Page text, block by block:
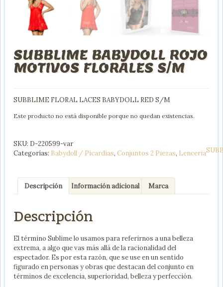
SUBBLIME BABYDOLL ROJO
MOTIVOS FLORALES S/M
SUBBLIME FLORAL LACES BABYDOLL RED S/M
Este producto no está disponible porque no quedan existencias.
SKU: D-220599-var
Categorías: Babydoll / Picardias, Conjuntos 2 Piezas, Lenceria
Descripción Información adicional Marca
Descripción
El término Sublime lo usamos para referirnos a una belleza
extrema, a algo que vas más allá de la racionalidad del
espectador. Es por esta razón, que se use en un sentido
figurado en personas y obras que destacan del conjunto en
términos de excelencia, superioridad, belleza y perfección.